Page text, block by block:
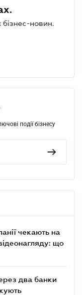
бізнес-новин.
події бізнесу
чекають на
що
два банки